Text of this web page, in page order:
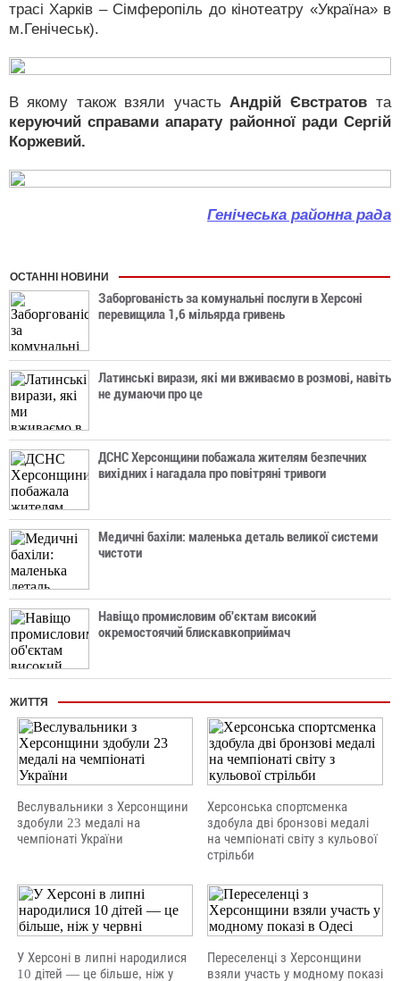
трасі Харків – Сімферопіль до кінотеатру «Україна» в
м.Генічеськ).
В якому також взяли участь Андрій Євстратов та
керуючий справами апарату районної ради Сергій
Коржевий.
Генічеська районна рада
ОСТАННІ НОВИНИ
Заборгованість за комунальні послуги в Херсоні
перевищила 1,6 мільярда гривень
Латинські вирази, які ми вживаємо в розмові, навіть
не думаючи про це
ДСНС Херсонщини побажала жителям безпечних
вихідних і нагадала про повітряні тривоги
Медичні бахіли: маленька деталь великої системи
чистоти
Навіщо промисловим об'єктам високий
окремостоячий блискавкоприймач
ЖИТТЯ
Веслувальники з Херсонщини
здобули 23 медалі на
чемпіонаті України
Херсонська спортсменка
здобула дві бронзові медалі
на чемпіонаті світу з кульової
стрільби
У Херсоні в липні народилися
10 дітей — це більше, ніж у
Переселенці з Херсонщини
взяли участь у модному показі